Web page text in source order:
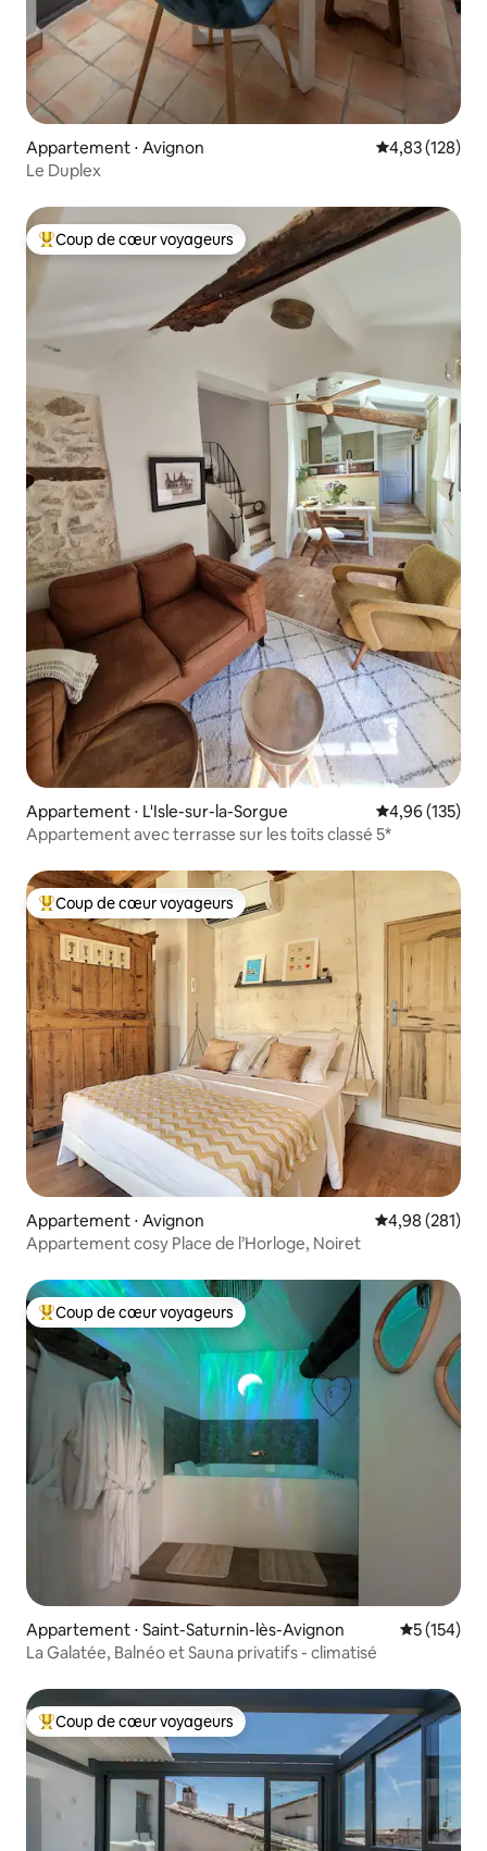
Appartement ⋅ Avignon Évaluation
4,83 (128)
Le Duplex
Coups de cœur voyageurs les plus appréciés
Coup de cœur voyageurs
Appartement ⋅ L'Isle-sur-la-Sorgue Évaluation
4,96 (135)
Appartement avec terrasse sur les toits classé 5*
Coups de cœur voyageurs les plus appréciés
Coup de cœur voyageurs
Appartement ⋅ Avignon Évaluation
4,98 (281)
Appartement cosy Place de l’Horloge, Noiret
Coups de cœur voyageurs les plus appréciés
Coup de cœur voyageurs
Appartement ⋅ Saint-Saturnin-lès-Avignon Évaluation
5 (154)
La Galatée, Balnéo et Sauna privatifs - climatisé
Coups de cœur voyageurs les plus appréciés
Coup de cœur voyageurs